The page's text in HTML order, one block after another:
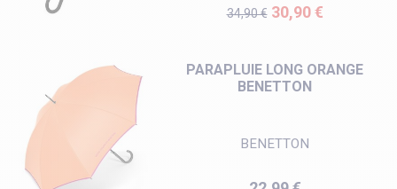
Prix de base
34,90 € Prix
30,90 €
PARAPLUIE LONG ORANGE
BENETTON
BENETTON
Prix